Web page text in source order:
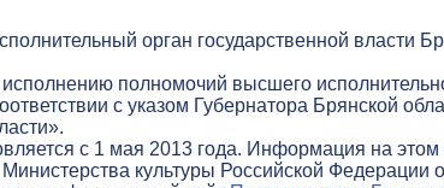
орган государственной власти
полномочий высшего
с указом Губернатора Брянской
с 1 мая 2013 года. Информация на этом
Министерства культуры Российской Федерации